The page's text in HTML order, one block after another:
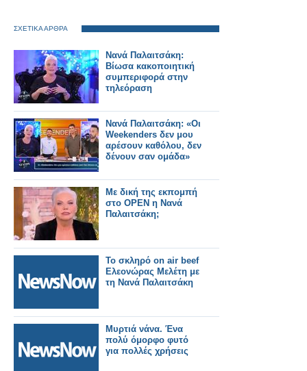
ΣΧΕΤΙΚΑ ΑΡΘΡΑ
Νανά Παλαιτσάκη:
Βίωσα κακοποιητική
συμπεριφορά στην
τηλεόραση
Νανά Παλαιτσάκη: «Οι
Weekenders δεν μου
αρέσουν καθόλου, δεν
δένουν σαν ομάδα»
Με δική της εκπομπή
στο OPEN η Νανά
Παλαιτσάκη;
Το σκληρό on air beef
Ελεονώρας Μελέτη με
τη Νανά Παλαιτσάκη
Μυρτιά νάνα. Ένα
πολύ όμορφο φυτό
για πολλές χρήσεις